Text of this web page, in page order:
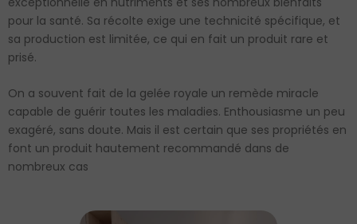
pour la santé. Sa récolte exige une technicité spécifique, et
sa production est limitée, ce qui en fait un produit rare et
prisé.
On a souvent fait de la gelée royale un remède miracle
capable de guérir toutes les maladies. Enthousiasme un peu
exagéré, sans doute. Mais il est certain que ses propriétés en
font un produit hautement recommandé dans de
nombreux cas